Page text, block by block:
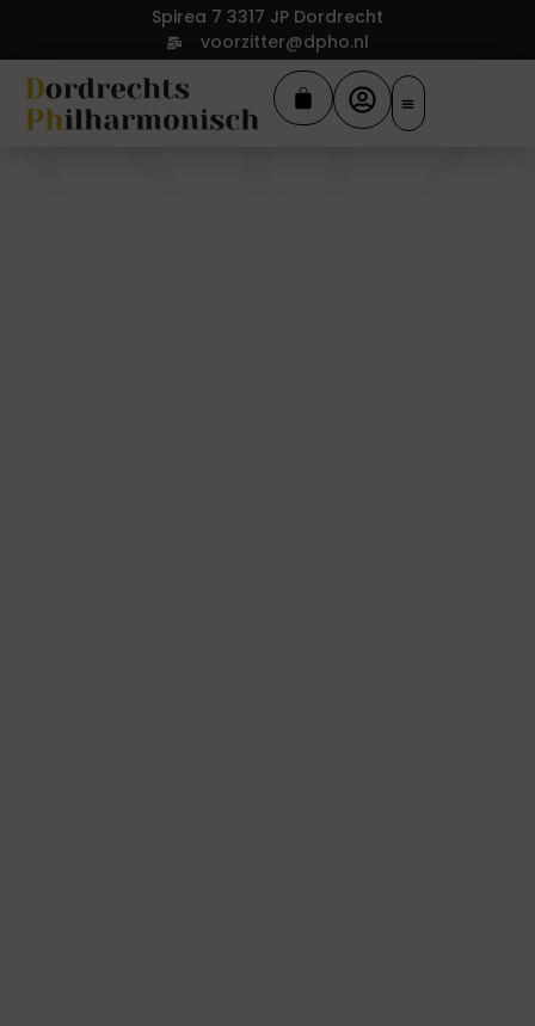
Spirea 7 3317 JP Dordrecht
voorzitter@dpho.nl